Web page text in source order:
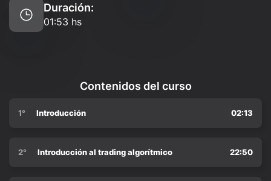
Duración:
01:53 hs
Contenidos del curso
1° Introducción 02:13
2° Introducción al trading algorítmico 22:50